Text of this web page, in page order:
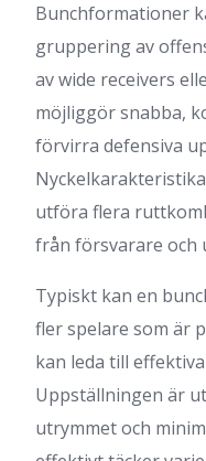
Bunchformationer
gruppering av
av wide receivers
möjliggör snabba,
förvirra defensiva
utföra flera
från försvarare och
Typiskt kan en
fler spelare som är
kan leda till
Uppställningen är
utrymmet och